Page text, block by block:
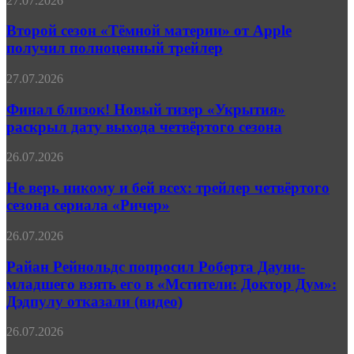
трейлере
«Натиск»
«Тёмной
материи»
от
получил
трейлер
Второй сезон «Тёмной материи» от Apple
получил полноценный трейлер
Финал
Новый
тизер
«Укрытия»
дату
четвёртого
сезона
27.07.2026
Финал близок! Новый тизер «Укрытия»
раскрыл дату выхода четвёртого сезона
Не
никому
и
бей
трейлер
сезона
сериала
«Ричер»
26.07.2026
Не верь никому и бей всех: трейлер четвёртого
сезона сериала «Ричер»
Райан
попросил
Роберта
Дауни-
младшего
его
26.07.2026
Райан Рейнольдс попросил Роберта Дауни-
младшего взять его в «Мстители: Доктор Дум»:
Дэдпулу отказали (видео)
Добро
26.07.2026